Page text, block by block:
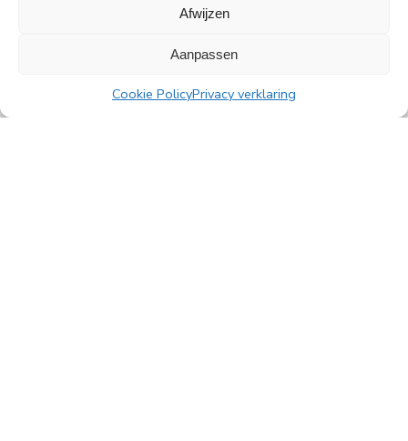
Afwijzen
Aanpassen
Cookie PolicyPrivacy verklaring